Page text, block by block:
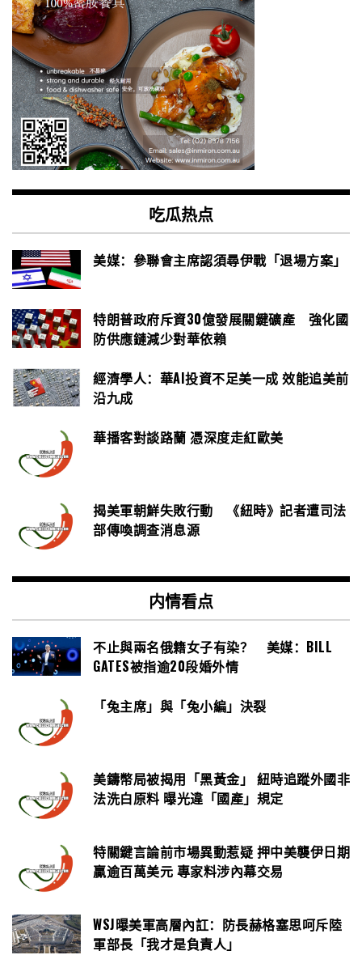
吃瓜热点
美媒：參聯會主席認須尋伊戰「退場方案」
特朗普政府斥資30億發展關鍵礦產 強化國
防供應鏈減少對華依賴
經濟學人：華AI投資不足美一成 效能追美前
沿九成
華播客對談路蘭 憑深度走紅歐美
揭美軍朝鮮失敗行動 《紐時》記者遭司法
部傳喚調查消息源
内情看点
不止與兩名俄籍女子有染？ 美媒：BILL
GATES被指逾20段婚外情
「兔主席」與「兔小編」決裂
美鑄幣局被揭用「黑黃金」 紐時追蹤外國非
法洗白原料 曝光違「國產」規定
特關鍵言論前市場異動惹疑 押中美襲伊日期
贏逾百萬美元 專家料涉內幕交易
WSJ曝美軍高層內訌：防長赫格塞思呵斥陸
軍部長「我才是負責人」